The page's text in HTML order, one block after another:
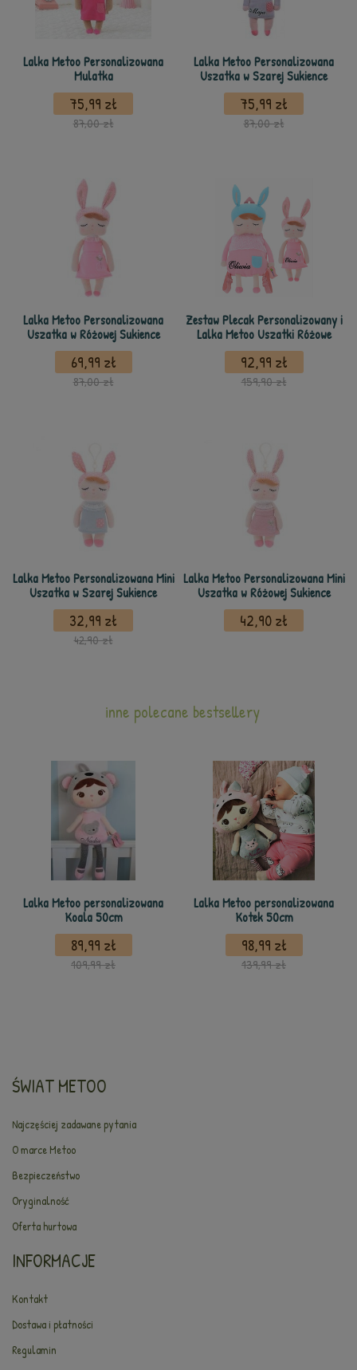
Lalka Metoo Personalizowana
Mulatka
75,99 zł
87,00 zł
Lalka Metoo Personalizowana
Uszatka w Szarej Sukience
75,99 zł
87,00 zł
Lalka Metoo Personalizowana
Uszatka w Różowej Sukience
69,99 zł
87,00 zł
Zestaw Plecak Personalizowany i
Lalka Metoo Uszatki Różowe
92,99 zł
159,90 zł
Lalka Metoo Personalizowana Mini
Uszatka w Szarej Sukience
32,99 zł
42,90 zł
Lalka Metoo Personalizowana Mini
Uszatka w Różowej Sukience
42,90 zł
inne polecane bestsellery
Lalka Metoo personalizowana
Koala 50cm
89,99 zł
109,99 zł
Lalka Metoo personalizowana
Kotek 50cm
98,99 zł
139,99 zł
ŚWIAT METOO
Najczęściej zadawane pytania
O marce Metoo
Bezpieczeństwo
Oryginalność
Oferta hurtowa
INFORMACJE
Kontakt
Dostawa i płatności
Regulamin